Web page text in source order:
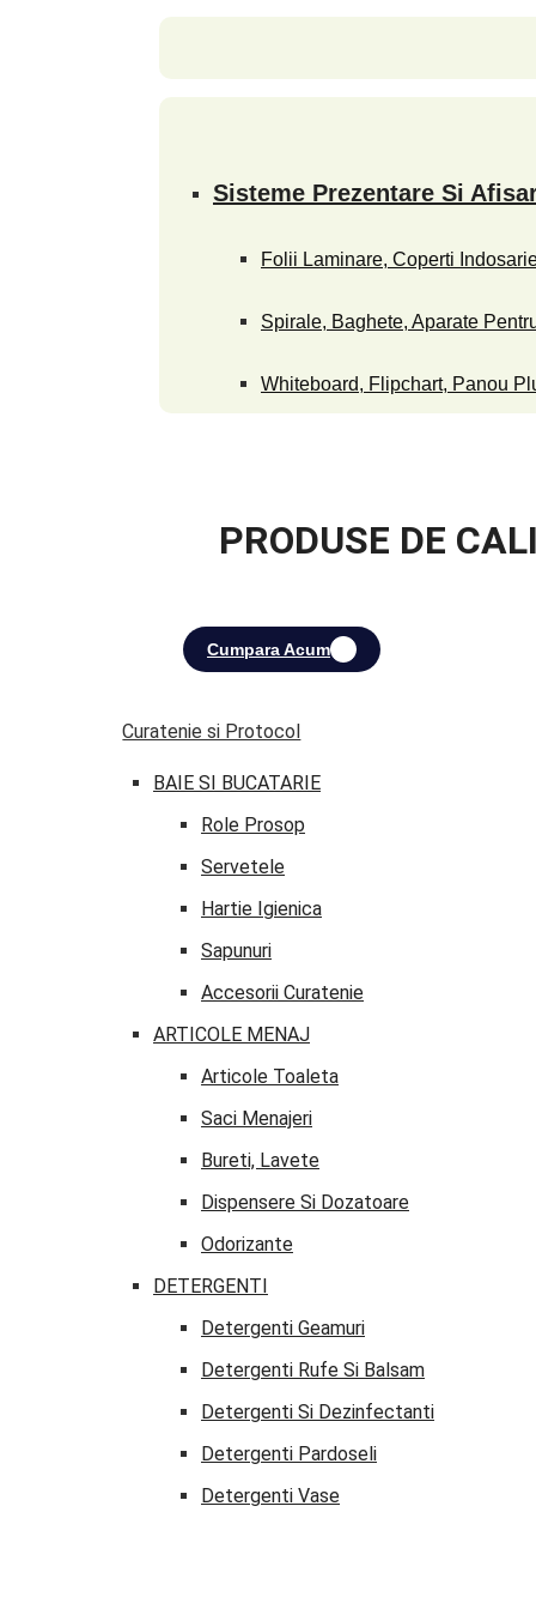
Sisteme Prezentare Si
Folii Laminare, Coperti
Spirale, Baghete, Aparate
Whiteboard, Flipchart, Panou
PRODUSE DE
Cumpara Acum
Curatenie si Protocol
BAIE SI BUCATARIE
Role Prosop
Servetele
Hartie Igienica
Sapunuri
Accesorii Curatenie
ARTICOLE MENAJ
Articole Toaleta
Saci Menajeri
Bureti, Lavete
Dispensere Si Dozatoare
Odorizante
DETERGENTI
Detergenti Geamuri
Detergenti Rufe Si Balsam
Detergenti Si Dezinfectanti
Detergenti Pardoseli
Detergenti Vase